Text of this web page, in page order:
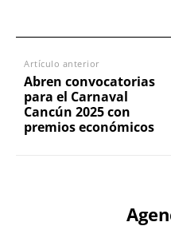
Artículo anterior
Abren convocatorias
para el Carnaval
Cancún 2025 con
premios económicos